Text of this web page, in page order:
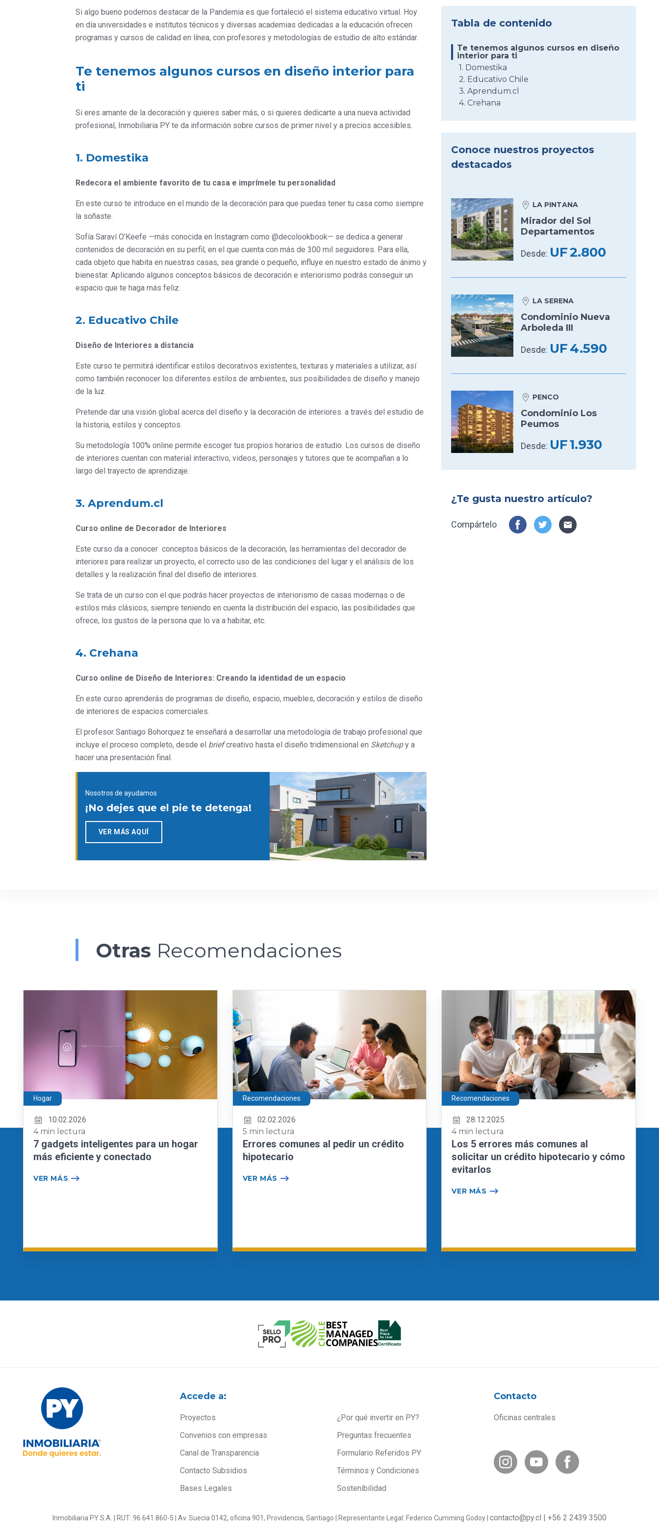
Si algo bueno podemos destacar de la Pandemia es que fortaleció el sistema educativo virtual. Hoy
en día universidades e institutos técnicos y diversas academias dedicadas a la educación ofrecen
programas y cursos de calidad en línea, con profesores y metodologías de estudio de alto estándar.
Te tenemos algunos cursos en diseño interior para
ti
Si eres amante de la decoración y quieres saber más, o si quieres dedicarte a una nueva actividad
profesional, Inmobiliaria PY te da información sobre cursos de primer nivel y a precios accesibles.
1. Domestika
Redecora el ambiente favorito de tu casa e imprímele tu personalidad
En este curso te introduce en el mundo de la decoración para que puedas tener tu casa como siempre
la soñaste.
Sofía Saraví O’Keefe —más conocida en Instagram como @decolookbook— se dedica a generar
contenidos de decoración en su perfil, en el que cuenta con más de 300 mil seguidores. Para ella,
cada objeto que habita en nuestras casas, sea grande o pequeño, influye en nuestro estado de ánimo y
bienestar. Aplicando algunos conceptos básicos de decoración e interiorismo podrás conseguir un
espacio que te haga más feliz.
2. Educativo Chile
Diseño de Interiores a distancia
Este curso te permitirá identificar estilos decorativos existentes, texturas y materiales a utilizar, así
como también reconocer los diferentes estilos de ambientes, sus posibilidades de diseño y manejo
de la luz.
Pretende dar una visión global acerca del diseño y la decoración de interiores. a través del estudio de
la historia, estilos y conceptos.
Su metodología 100% online permite escoger tus propios horarios de estudio. Los cursos de diseño
de interiores cuentan con material interactivo, videos, personajes y tutores que te acompañan a lo
largo del trayecto de aprendizaje.
3. Aprendum.cl
Curso online de Decorador de Interiores
Este curso da a conocer conceptos básicos de la decoración, las herramientas del decorador de
interiores para realizar un proyecto, el correcto uso de las condiciones del lugar y el análisis de los
detalles y la realización final del diseño de interiores.
Se trata de un curso con el que podrás hacer proyectos de interiorismo de casas modernas o de
estilos más clásicos, siempre teniendo en cuenta la distribución del espacio, las posibilidades que
ofrece, los gustos de la persona que lo va a habitar, etc.
4. Crehana
Curso online de Diseño de Interiores: Creando la identidad de un espacio
En este curso aprenderás de programas de diseño, espacio, muebles, decoración y estilos de diseño
de interiores de espacios comerciales.
El profesor Santiago Bohorquez te enseñará a desarrollar una metodología de trabajo profesional que
incluye el proceso completo, desde el briefcreativo hasta el diseño tridimensional en Sketchupy a
hacer una presentación final.
Nosotros de ayudamos
¡No dejes que el pie te detenga!
VER MÁS AQUÍ
Tabla de contenido
Te tenemos algunos cursos en diseño
interior para ti
1. Domestika
2. Educativo Chile
3. Aprendum.cl
4. Crehana
Conoce nuestros proyectos
destacados
LA PINTANA
Mirador del Sol
Departamentos
Desde: UF2.800
LA SERENA
Condominio Nueva
Arboleda III
Desde: UF4.590
PENCO
Condominio Los
Peumos
Desde: UF1.930
¿Te gusta nuestro artículo?
Compártelo
Otras Recomendaciones
Hogar
10.02.2026
4 min lectura
7 gadgets inteligentes para un hogar
más eficiente y conectado
VER MÁS
Recomendaciones
02.02.2026
5 min lectura
Errores comunes al pedir un crédito
hipotecario
VER MÁS
Recomendaciones
28.12.2025
4 min lectura
Los 5 errores más comunes al
solicitar un crédito hipotecario y cómo
evitarlos
VER MÁS
Accede a:
Proyectos
Convenios con empresas
Canal de Transparencia
Contacto Subsidios
Bases Legales
¿Por qué invertir en PY?
Preguntas frecuentes
Formulario Referidos PY
Términos y Condiciones
Sostenibilidad
Contacto
Oficinas centrales
Inmobiliaria PY S.A. | RUT: 96.641.860-5 | Av. Suecia 0142, oficina 901, Providencia, Santiago | Representante Legal: Federico Cumming Godoy | contacto@py.cl | +56 2 2439 3500